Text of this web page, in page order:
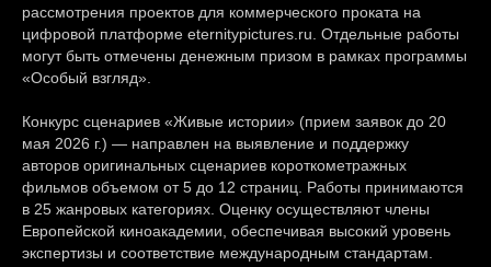
рассмотрения проектов для коммерческого проката на
цифровой платформе eternitypictures.ru. Отдельные работы
могут быть отмечены денежным призом в рамках программы
«Особый взгляд».
Конкурс сценариев «Живые истории» (прием заявок до 20
мая 2026 г.) — направлен на выявление и поддержку
авторов оригинальных сценариев короткометражных
фильмов объемом от 5 до 12 страниц. Работы принимаются
в 25 жанровых категориях. Оценку осуществляют члены
Европейской киноакадемии, обеспечивая высокий уровень
экспертизы и соответствие международным стандартам.